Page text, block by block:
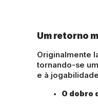
Um retorno
Originalmente
tornando-se
e à
O dobro